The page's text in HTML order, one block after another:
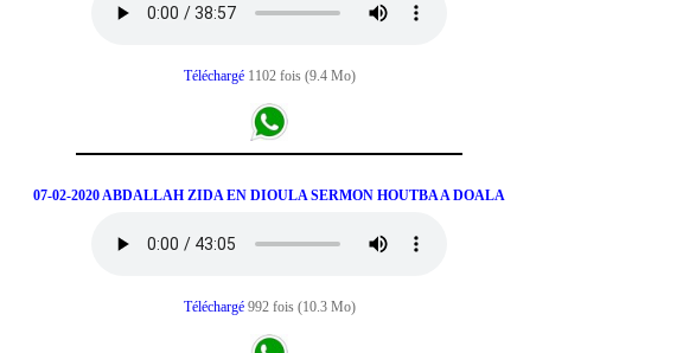
Téléchargé 1102 fois (9.4 Mo)
07-02-2020 ABDALLAH ZIDA EN DIOULA SERMON HOUTBA A DOALA
Téléchargé 992 fois (10.3 Mo)